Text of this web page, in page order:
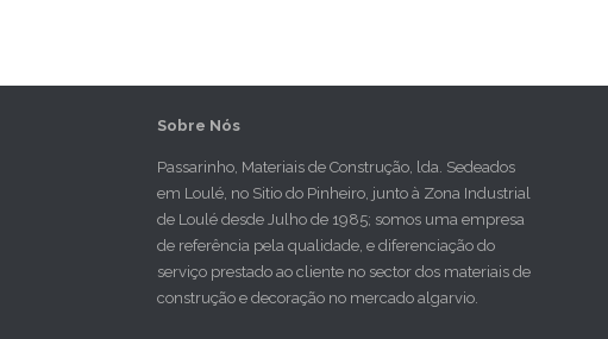
Sobre Nós
Passarinho, Materiais de Construção, lda. Sedeados
em Loulé, no Sitio do Pinheiro, junto à Zona Industrial
de Loulé desde Julho de 1985; somos uma empresa
de referência pela qualidade, e diferenciação do
serviço prestado ao cliente no sector dos materiais de
construção e decoração no mercado algarvio.